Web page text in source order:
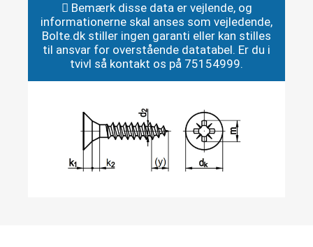
Bemærk disse data er vejlende, og
informationerne skal anses som vejledende,
Bolte.dk stiller ingen garanti eller kan stilles
til ansvar for overstående datatabel. Er du i
tvivl så kontakt os på 75154999.